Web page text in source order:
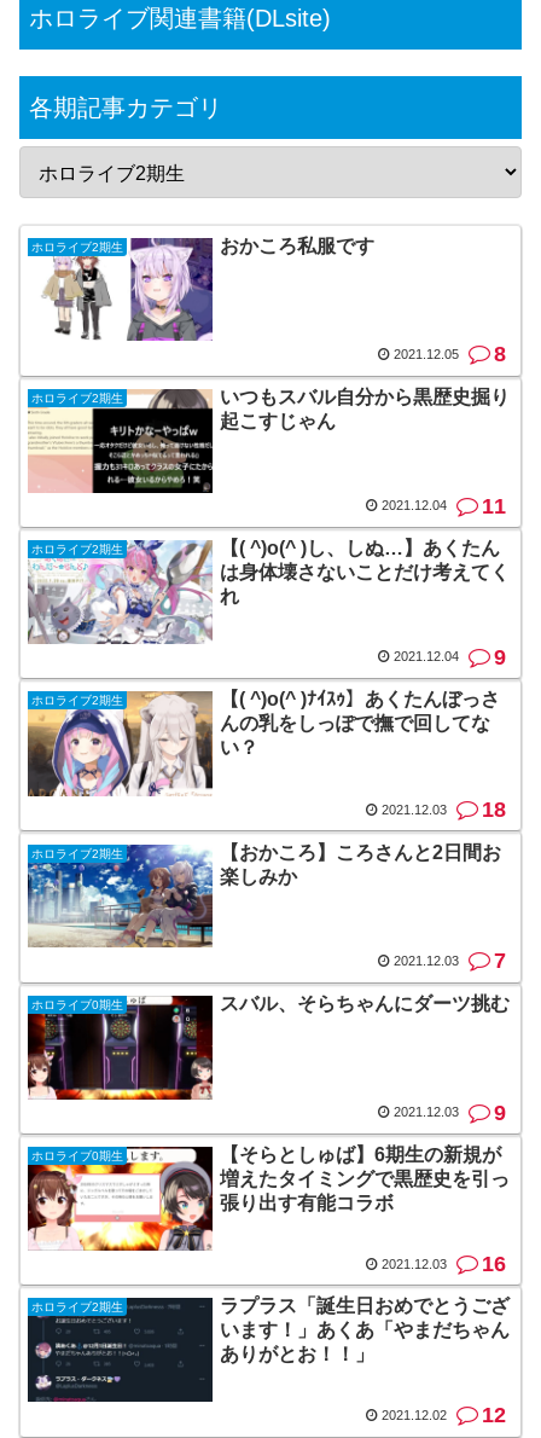
ホロライブ関連書籍(DLsite)
各期記事カテゴリ
ホロライブ2期生 おかころ私服です
2021.12.05 8
ホロライブ2期生
いつもスバル自分から黒歴史掘り
起こすじゃん
2021.12.04 11
ホロライブ2期生
【( ^)o(^ )し、しぬ…】あくたん
は身体壊さないことだけ考えてく
れ
2021.12.04 9
ホロライブ2期生
【( ^)o(^ )ﾅｲｽｩ】あくたんぼっさ
んの乳をしっぽで撫で回してな
い？
2021.12.03 18
ホロライブ2期生
【おかころ】ころさんと2日間お
楽しみか
2021.12.03 7
ホロライブ0期生 スバル、そらちゃんにダーツ挑む
2021.12.03 9
ホロライブ0期生
【そらとしゅば】6期生の新規が
増えたタイミングで黒歴史を引っ
張り出す有能コラボ
2021.12.03 16
ホロライブ2期生
ラプラス「誕生日おめでとうござ
います！」あくあ「やまだちゃん
ありがとお！！」
2021.12.02 12